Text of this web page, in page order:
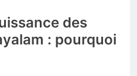
des
: pourquoi